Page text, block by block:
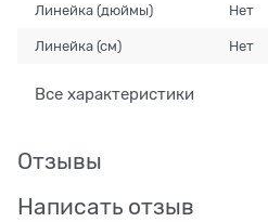
Линейка (дюймы) Нет
Линейка (см) Нет
Все характеристики
Отзывы
Написать отзыв